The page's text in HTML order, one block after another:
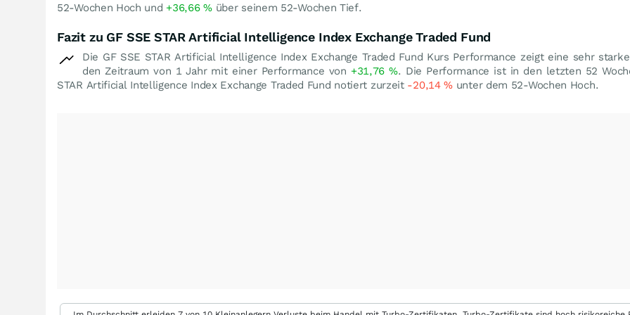
52-Wochen Hoch und +36,66%über seinem 52-Wochen Tief.
Fazit zu GF SSE STAR Artificial Intelligence Index Exchange Traded Fund
Die GF SSE STAR Artificial Intelligence Index Exchange Traded Fund Kurs Performance zeigt eine sehr
den Zeitraum von 1 Jahr mit einer Performance von +31,76%. Die Performance ist in den letzten 52
STAR Artificial Intelligence Index Exchange Traded Fund notiert zurzeit -20,14% unter dem 52-Wochen Hoch.